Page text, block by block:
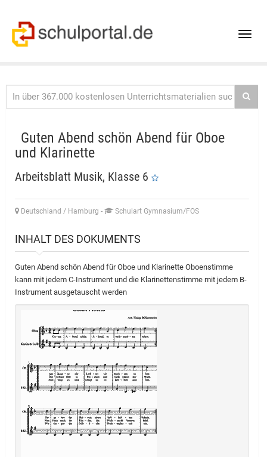
Toggle
Guten Abend schön Abend für Oboe
und Klarinette
Arbeitsblatt Musik, Klasse 6
Deutschland / Hamburg - Schulart Gymnasium/FOS
INHALT DES DOKUMENTS
Guten Abend schön Abend für Oboe und Klarinette Oboenstimme
kann mit jedem C-Instrument und die Klarinettenstimme mit jedem B-
Instrument ausgetauscht werden